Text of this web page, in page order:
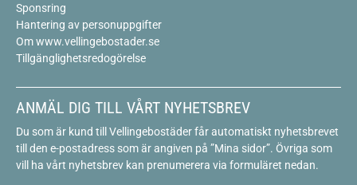
Sponsring
Hantering av personuppgifter
Om www.vellingebostader.se
Tillgänglighetsredogörelse
ANMÄL DIG TILL VÅRT NYHETSBREV
Du som är kund till Vellingebostäder får automatiskt nyhetsbrevet
till den e-postadress som är angiven på ”Mina sidor”. Övriga som
vill ha vårt nyhetsbrev kan prenumerera via formuläret nedan.